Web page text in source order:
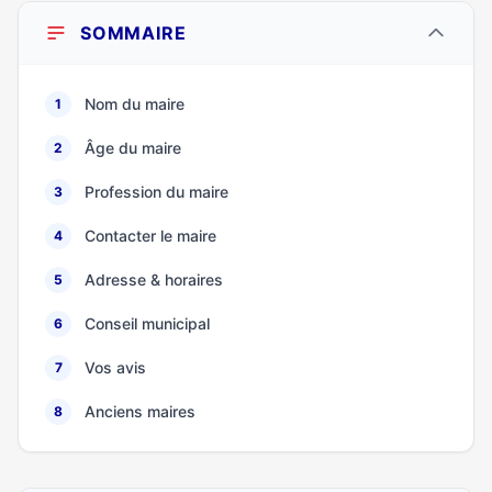
SOMMAIRE
1 Nom du maire
2 Âge du maire
3 Profession du maire
4 Contacter le maire
5 Adresse & horaires
6 Conseil municipal
7 Vos avis
8 Anciens maires